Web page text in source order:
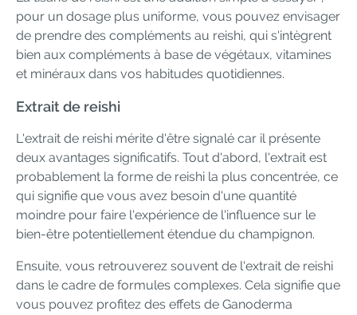
pour un dosage plus uniforme, vous pouvez envisager
de prendre des compléments au reishi, qui s'intègrent
bien aux compléments à base de végétaux, vitamines
et minéraux dans vos habitudes quotidiennes.
Extrait de reishi
L'extrait de reishi mérite d'être signalé car il présente
deux avantages significatifs. Tout d'abord, l'extrait est
probablement la forme de reishi la plus concentrée, ce
qui signifie que vous avez besoin d'une quantité
moindre pour faire l'expérience de l'influence sur le
bien-être potentiellement étendue du champignon.
Ensuite, vous retrouverez souvent de l'extrait de reishi
dans le cadre de formules complexes. Cela signifie que
vous pouvez profitez des effets de Ganoderma